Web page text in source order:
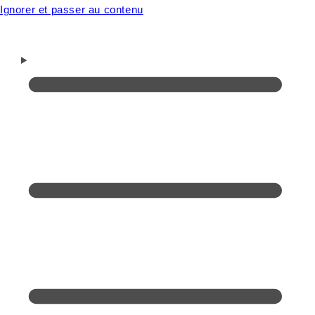
Ignorer et passer au contenu